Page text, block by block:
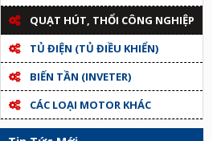
QUẠT HÚT, THỔI CÔNG NGHIỆP
TỦ ĐIỆN (TỦ ĐIỀU KHIỂN)
BIẾN TẦN (INVETER)
CÁC LOẠI MOTOR KHÁC